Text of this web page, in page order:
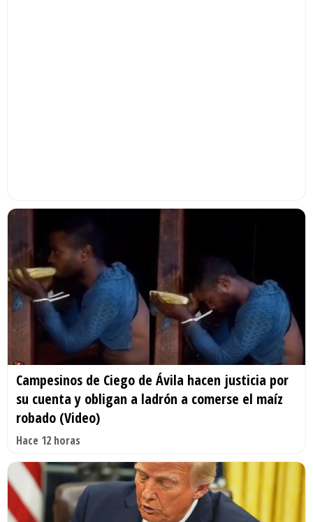
Campesinos de Ciego de Ávila hacen justicia por
su cuenta y obligan a ladrón a comerse el maíz
robado (Video)
Hace 12 horas